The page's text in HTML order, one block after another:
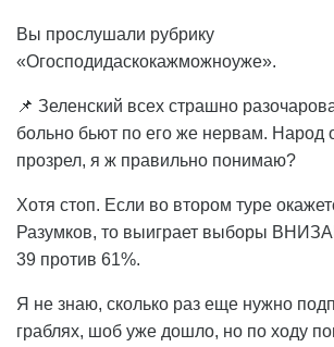
Вы прослушали рубрику
«Огосподидаскокажможноуже».
📌 Зеленский всех страшно
больно бьют по его же нервам. Народ
прозрел, я ж правильно понимаю?
Хотя стоп. Если во втором туре
Разумков, то выиграет выборы
39 против 61%.
Я не знаю, сколько раз еще нужно
граблях, шоб уже дошло, но по ходу